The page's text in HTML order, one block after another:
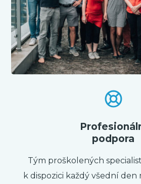
podpora
Tým proškolených
k dispozici každý všední